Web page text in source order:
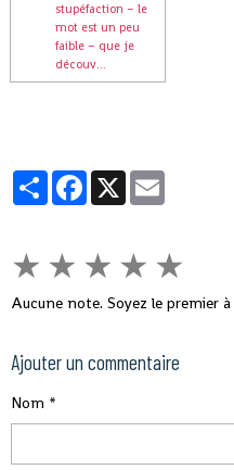
stupéfaction – le
mot est un peu
faible – que je
découv...
PartagerFacebook
X
★ ★ ★ ★ ★
Aucune note. Soyez le premier
Ajouter un commentaire
Nom